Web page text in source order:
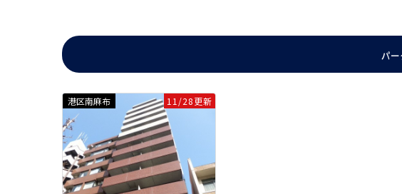
■光インターネット
パークサイド六本木は1979年7月築の総戸数83戸の分譲賃貸マンションです。
港区で長い間営業し、港区とともに成長してきたユウキホームが自信をもってご
最も近い東京メトロ日比谷線六本木駅からは徒歩3分の好立地です。さらに都営
もごみを捨てられます。
パ
港区南麻布 11/28更新